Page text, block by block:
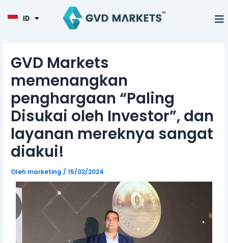
ke
ID
HI
GVD Markets
memenangkan
penghargaan “Paling
Disukai oleh Investor”, dan
layanan mereknya sangat
diakui!
Oleh marketing /15/02/2024
navigation